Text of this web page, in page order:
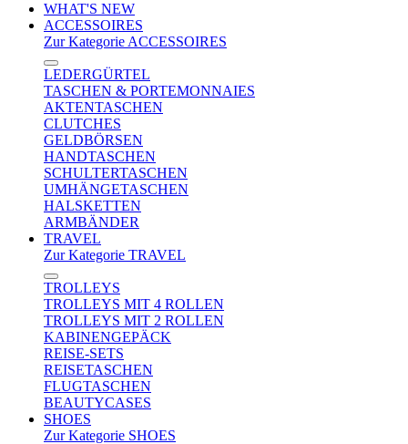
WHAT'S NEW
ACCESSOIRES
Zur Kategorie ACCESSOIRES
LEDERGÜRTEL
TASCHEN & PORTEMONNAIES
AKTENTASCHEN
CLUTCHES
GELDBÖRSEN
HANDTASCHEN
SCHULTERTASCHEN
UMHÄNGETASCHEN
HALSKETTEN
ARMBÄNDER
TRAVEL
Zur Kategorie TRAVEL
TROLLEYS
TROLLEYS MIT 4 ROLLEN
TROLLEYS MIT 2 ROLLEN
KABINENGEPÄCK
REISE-SETS
REISETASCHEN
FLUGTASCHEN
BEAUTYCASES
SHOES
Zur Kategorie SHOES